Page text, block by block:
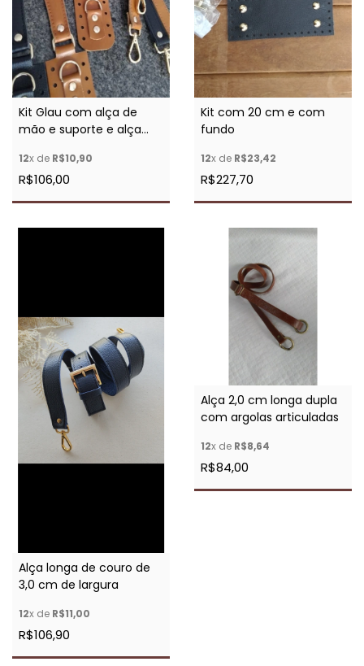
Kit Glau com alça de
mão e suporte e alça
12x de R$10,90
R$106,00
Kit com 20 cm e com
fundo
12x de R$23,42
R$227,70
Alça longa de couro de
3,0 cm de largura
12x de R$11,00
R$106,90
Alça 2,0 cm longa dupla
com argolas articuladas
12x de R$8,64
R$84,00